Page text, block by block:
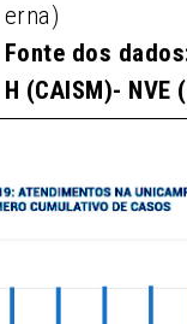
erna)
Fonte dos
H (CAISM)- NVE